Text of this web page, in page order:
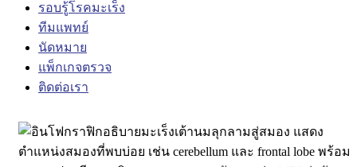
รอบรู้โรคมะเร็ง
ทีมแพทย์
นัดหมาย
แพ็กเกจตรวจ
ติดต่อเรา